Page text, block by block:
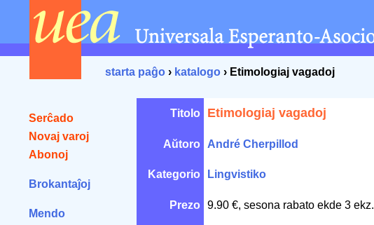
starta paĝo › katalogo › Etimologiaj vagadoj
Serĉado
Novaj varoj
Abonoj
Brokantaĵoj
Mendo
Titolo Etimologiaj vagadoj
Aŭtoro André Cherpillod
Kategorio Lingvistiko
Prezo 9.90 €, sesona rabato ekde 3 ekz.